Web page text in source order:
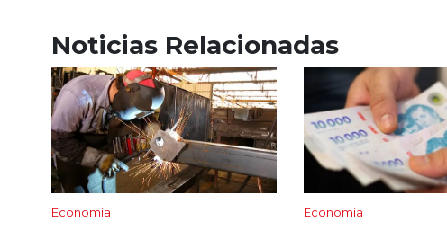
Noticias Relacionadas
Economía Economía